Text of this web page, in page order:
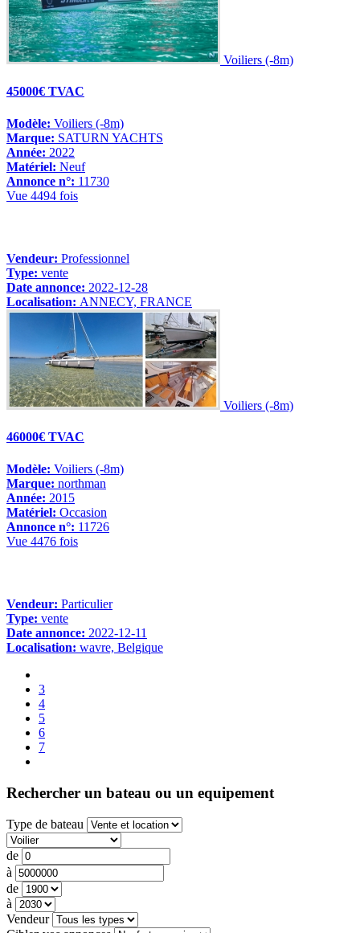
Voiliers (-8m)
45000€ TVAC
Modèle: Voiliers (-8m)
Marque: SATURN YACHTS
Année: 2022
Matériel: Neuf
Annonce n°: 11730
Vue 4494 fois
Vendeur: Professionnel
Type: vente
Date annonce: 2022-12-28
Localisation: ANNECY, FRANCE
Voiliers (-8m)
46000€ TVAC
Modèle: Voiliers (-8m)
Marque: northman
Année: 2015
Matériel: Occasion
Annonce n°: 11726
Vue 4476 fois
Vendeur: Particulier
Type: vente
Date annonce: 2022-12-11
Localisation: wavre, Belgique
3
4
5
6
7
Rechercher un bateau ou un equipement
Type de bateau
de
à
de
à
Vendeur